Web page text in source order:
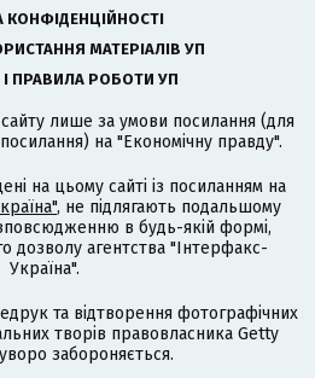
КОНФІДЕНЦІЙНОСТІ
МАТЕРІАЛІВ УП
ПРАВИЛА РОБОТИ УП
лише за умови посилання (для
на "Економічну правду".
на цьому сайті із посиланням на
, не підлягають подальшому
в будь-якій формі,
дозволу агентства "Інтерфакс-
Україна".
та відтворення фотографічних
творів правовласника Getty
забороняється.